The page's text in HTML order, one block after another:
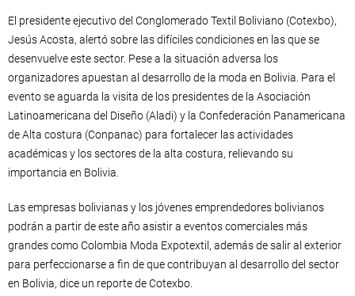
El presidente ejecutivo del Conglomerado Textil Boliviano (Cotexbo),
Jesús Acosta, alertó sobre las difíciles condiciones en las que se
desenvuelve este sector. Pese a la situación adversa los
organizadores apuestan al desarrollo de la moda en Bolivia. Para el
evento se aguarda la visita de los presidentes de la Asociación
Latinoamericana del Diseño (Aladi) y la Confederación Panamericana
de Alta costura (Conpanac) para fortalecer las actividades
académicas y los sectores de la alta costura, relievando su
importancia en Bolivia.
Las empresas bolivianas y los jóvenes emprendedores bolivianos
podrán a partir de este año asistir a eventos comerciales más
grandes como Colombia Moda Expotextil, además de salir al exterior
para perfeccionarse a fin de que contribuyan al desarrollo del sector
en Bolivia, dice un reporte de Cotexbo.